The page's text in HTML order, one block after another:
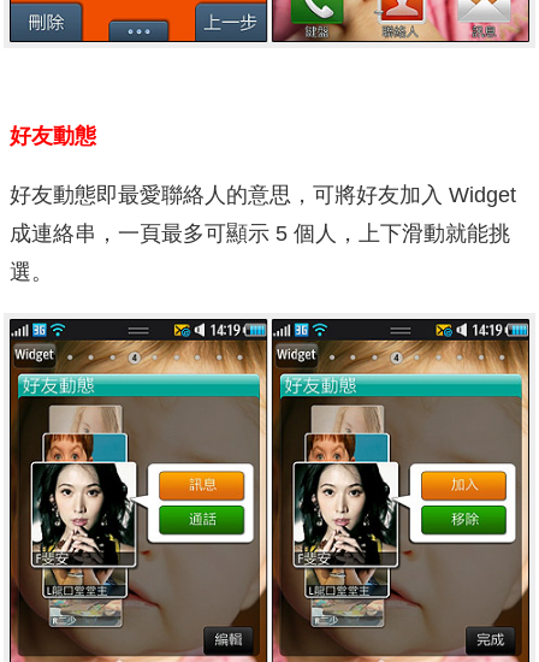
好友動態
好友動態即最愛聯絡人的意思，可將好友加入 Widget
成連絡串，一頁最多可顯示 5 個人，上下滑動就能挑
選。